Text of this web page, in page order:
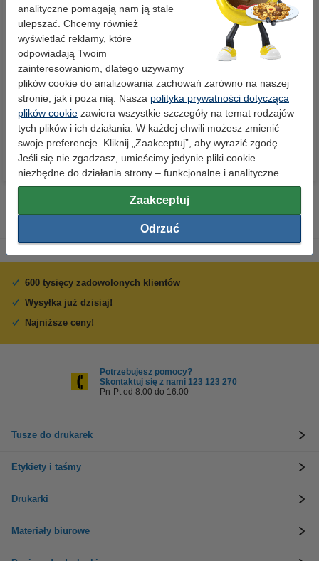
analityczne pomagają nam ją stale
ulepszać. Chcemy również
wyświetlać reklamy, które
odpowiadają Twoim
zainteresowaniom, dlatego używamy
plików cookie do analizowania zachowań zarówno na naszej
stronie, jak i poza nią. Nasza polityka prywatności dotycząca
plików cookie zawiera wszystkie szczegóły na temat rodzajów
tych plików i ich działania. W każdej chwili możesz zmienić
swoje preferencje. Kliknij „Zaakceptuj”, aby wyrazić zgodę.
Jeśli się nie zgadzasz, umieścimy jedynie pliki cookie
niezbędne do działania strony – funkcjonalne i analityczne.
Zaakceptuj
Odrzuć
Zestaw 4x marker do tablic
suchościeralnych (okrągła
końcówka 2,5 mm) 123drukuj
19,90 zł z VAT
Pojemnik na dokumenty (5
szuflad), 123drukuj
99,00 zł z VAT
600 tysięcy zadowolonych klientów
Wysyłka już dzisiaj!
Najniższe ceny!
Potrzebujesz pomocy?
Skontaktuj się z nami 123 123 270
Pn-Pt od 8:00 do 16:00
Tusze do drukarek
Etykiety i taśmy
Drukarki
Materiały biurowe